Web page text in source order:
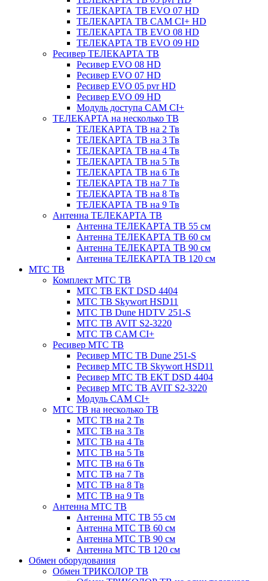
ТЕЛЕКАРТА ТВ EVO 07 HD
ТЕЛЕКАРТА ТВ CAM CI+ HD
ТЕЛЕКАРТА ТВ EVO 08 HD
ТЕЛЕКАРТА ТВ EVO 09 HD
Ресивер ТЕЛЕКАРТА ТВ
Ресивер EVO 08 HD
Ресивер EVO 07 HD
Ресивер EVO 05 pvr HD
Ресивер EVO 09 HD
Модуль доступа CAM CI+
ТЕЛЕКАРТА на несколько ТВ
ТЕЛЕКАРТА ТВ на 2 Тв
ТЕЛЕКАРТА ТВ на 3 Тв
ТЕЛЕКАРТА ТВ на 4 Тв
ТЕЛЕКАРТА ТВ на 5 Тв
ТЕЛЕКАРТА ТВ на 6 Тв
ТЕЛЕКАРТА ТВ на 7 Тв
ТЕЛЕКАРТА ТВ на 8 Тв
ТЕЛЕКАРТА ТВ на 9 Тв
Антенна ТЕЛЕКАРТА ТВ
Антенна ТЕЛЕКАРТА ТВ 55 см
Антенна ТЕЛЕКАРТА ТВ 60 см
Антенна ТЕЛЕКАРТА ТВ 90 см
Антенна ТЕЛЕКАРТА ТВ 120 см
МТС ТВ
Комплект МТС ТВ
МТС ТВ EKT DSD 4404
МТС ТВ Skywort HSD11
МТС ТВ Dune HDTV 251-S
МТС ТВ AVIT S2-3220
МТС ТВ CAM CI+
Ресивер МТС ТВ
Ресивер МТС ТВ Dune 251-S
Ресивер МТС ТВ Skywort HSD11
Ресивер МТС ТВ EKT DSD 4404
Ресивер МТС ТВ AVIT S2-3220
Модуль CAM CI+
МТС ТВ на несколько ТВ
МТС ТВ на 2 Тв
МТС ТВ на 3 Тв
МТС ТВ на 4 Тв
МТС ТВ на 5 Тв
МТС ТВ на 6 Тв
МТС ТВ на 7 Тв
МТС ТВ на 8 Тв
МТС ТВ на 9 Тв
Антенна МТС ТВ
Антенна МТС ТВ 55 см
Антенна МТС ТВ 60 см
Антенна МТС ТВ 90 см
Антенна МТС ТВ 120 см
Обмен оборудования
Обмен ТРИКОЛОР ТВ